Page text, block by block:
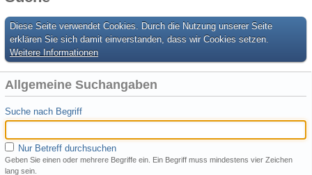
Diese Seite verwendet Cookies. Durch die Nutzung unserer Seite
erklären Sie sich damit einverstanden, dass wir Cookies setzen.
Weitere Informationen
Allgemeine Suchangaben
Suche nach Begriff
Nur Betreff durchsuchen
Geben Sie einen oder mehrere Begriffe ein. Ein Begriff muss mindestens vier Zeichen
lang sein.